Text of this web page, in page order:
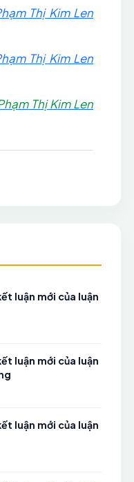
Thị Kim Len
Thị Kim Len
Thị Kim Len
luận mới của luận
luận mới của luận
luận mới của luận